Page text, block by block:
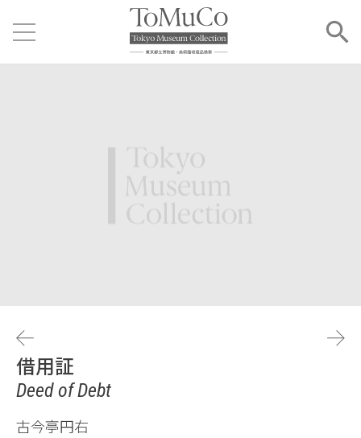
借用証
Deed of Debt
古今亭円右